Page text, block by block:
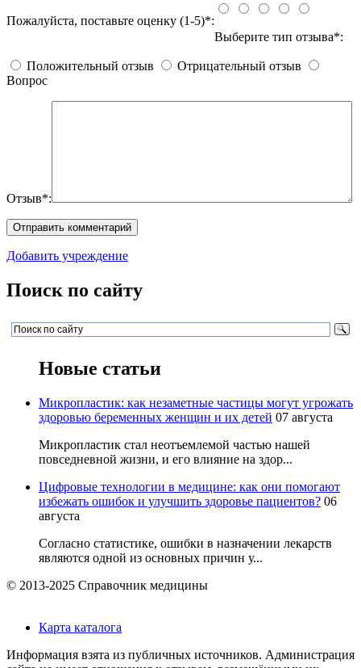
Пожалуйста, поставьте оценку (1-5)*:
Выберите тип отзыва*:
Положительный отзыв
Отрицательный отзыв
Вопрос
Отзыв*:
Добавить учреждение
Поиск по сайту
Новые статьи
Микропластик: как незаметные частицы могут угрожать
здоровью беременных женщин и их детей 07 августа
Микропластик стал неотъемлемой частью нашей
повседневной жизни, и его влияние на здор...
Цифровые технологии в медицине: как они помогают
избежать ошибок и улучшить здоровье пациентов? 06
августа
Согласно статистике, ошибки в назначении лекарств
являются одной из основных причин у...
© 2013-2025 Справочник медицины
Карта каталога
Информация взята из публичных источников. Администрация